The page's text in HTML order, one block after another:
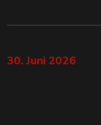
30. Juni 2026